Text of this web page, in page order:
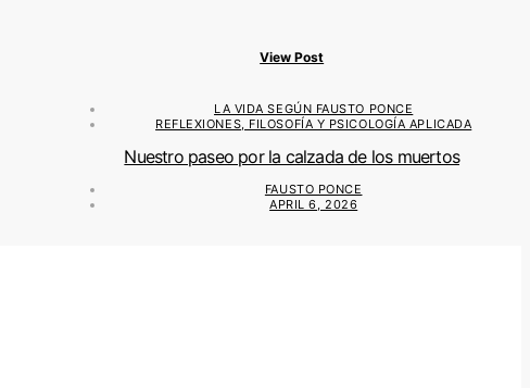
View Post
LA VIDA SEGÚN FAUSTO PONCE
REFLEXIONES, FILOSOFÍA Y PSICOLOGÍA APLICADA
Nuestro paseo por la calzada de los muertos
FAUSTO PONCE
APRIL 6, 2026